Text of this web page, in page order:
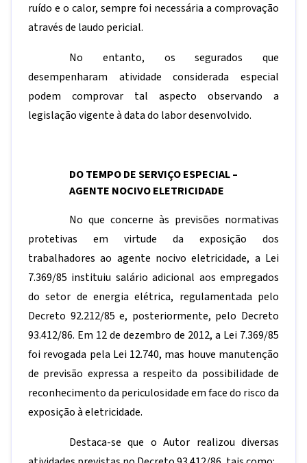
ruído e o calor, sempre foi necessária a comprovação
através de laudo pericial.
No entanto, os segurados que
desempenharam atividade considerada especial
podem comprovar tal aspecto observando a
legislação vigente à data do labor desenvolvido.
DO TEMPO DE SERVIÇO ESPECIAL –
AGENTE NOCIVO ELETRICIDADE
No que concerne às previsões normativas
protetivas em virtude da exposição dos
trabalhadores ao agente nocivo eletricidade, a Lei
7.369/85 instituiu salário adicional aos empregados
do setor de energia elétrica, regulamentada pelo
Decreto 92.212/85 e, posteriormente, pelo Decreto
93.412/86. Em 12 de dezembro de 2012, a Lei 7.369/85
foi revogada pela Lei 12.740, mas houve manutenção
de previsão expressa a respeito da possibilidade de
reconhecimento da periculosidade em face do risco da
exposição à eletricidade.
Destaca-se que o Autor realizou diversas